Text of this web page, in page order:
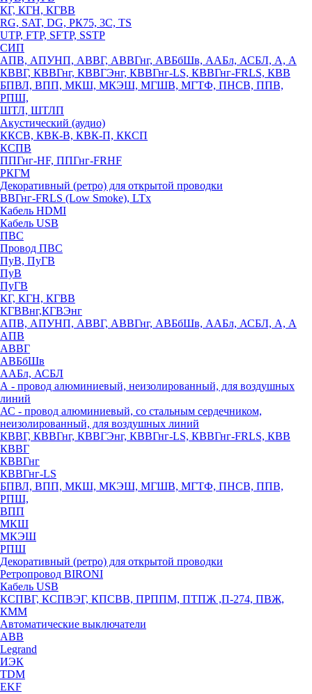
КГ, КГН, КГВВ
RG, SAT, DG, РК75, 3С, TS
UTP, FTP, SFTP, SSTP
СИП
АПВ, АПУНП, АВВГ, АВВГнг, АВБбШв, ААБл, АСБЛ, А, А
КВВГ, КВВГнг, КВВГЭнг, КВВГнг-LS, КВВГнг-FRLS, КВВ
БПВЛ, ВПП, МКШ, МКЭШ, МГШВ, МГТФ, ПНСВ, ППВ,
РПШ,
ШТЛ, ШТЛП
Акустический (аудио)
ККСВ, КВК-В, КВК-П, ККСП
КСПВ
ППГнг-HF, ППГнг-FRHF
РКГМ
Декоративный (ретро) для открытой проводки
ВВГнг-FRLS (Low Smoke), LTx
Кабель HDMI
Кабель USB
ПВС
Провод ПВС
ПуВ, ПуГВ
ПуВ
ПуГВ
КГ, КГН, КГВВ
КГВВнг,КГВЭнг
АПВ, АПУНП, АВВГ, АВВГнг, АВБбШв, ААБл, АСБЛ, А, А
АПВ
АВВГ
АВБбШв
ААБл, АСБЛ
А - провод алюминиевый, неизолированный, для воздушных
линий
АС - провод алюминиевый, со стальным сердечником,
неизолированный, для воздушных линий
КВВГ, КВВГнг, КВВГЭнг, КВВГнг-LS, КВВГнг-FRLS, КВВ
КВВГ
КВВГнг
КВВГнг-LS
БПВЛ, ВПП, МКШ, МКЭШ, МГШВ, МГТФ, ПНСВ, ППВ,
РПШ,
ВПП
МКШ
МКЭШ
РПШ
Декоративный (ретро) для открытой проводки
Ретропровод BIRONI
Кабель USB
КСПВГ, КСПВЭГ, КПСВВ, ПРППМ, ПТПЖ ,П-274, ПВЖ,
КММ
Автоматические выключатели
ABB
Legrand
ИЭК
TDM
EKF